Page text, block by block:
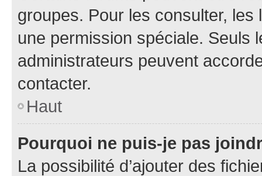
groupes. Pour les consulter,
une permission spéciale. Seuls
administrateurs peuvent
contacter.
Haut
Pourquoi ne puis-je pas
La possibilité d’ajouter des